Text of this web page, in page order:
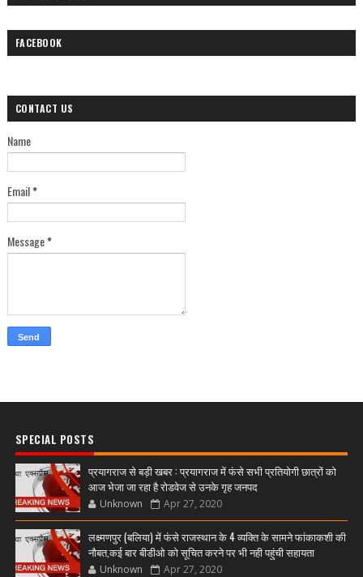
FACEBOOK
CONTACT US
Name
Email*
Message*
SPECIAL POSTS
प्रयागराज से बड़ी खबर : प्रयागराज में फंसे सभी प्रतियोगी छात्रों को
आज भेजा जा रहा है रोडवेज से उनके गृह जनपद
Unknown Apr 27, 2020
लक्ष्मणपुर (बलिया) में फंसे राजस्थान के 4 व्यक्ति के सामने फांकाकशी की
नौबत,कई बार बीडीओ को सूचित करने पर भी नही पहुंची सहायता
Unknown Apr 27, 2020